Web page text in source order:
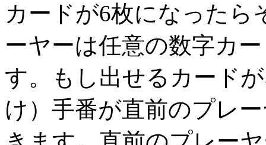
カードが6枚になったら
ーヤーは任意の数字カ
す。もし出せるカード
け）手番が直前のプレ